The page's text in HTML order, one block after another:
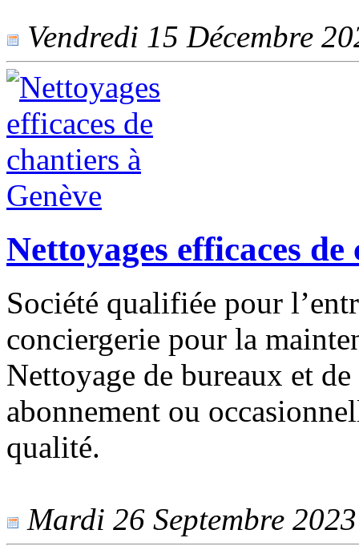
Vendredi 15 Décembre
Nettoyages efficaces
Société qualifiée pour
conciergerie pour la
Nettoyage de bureaux et
abonnement ou
qualité.
Mardi 26 Septembre